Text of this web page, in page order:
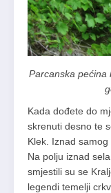
Parcanska pećina
Kada dođete do
skrenuti desno te
Klek. Iznad
Na polju iznad
smjestili su se
legendi temelji